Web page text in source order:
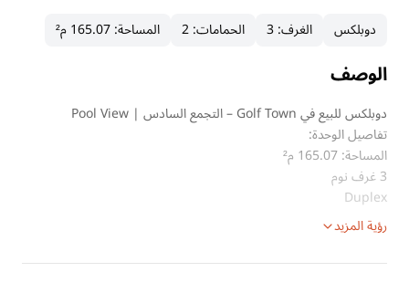
دوبلكس الغرف:
3 الحمامات:
2 المساحة:165.07 م²
الوصف
دوبلكس للبيع في Golf Town – التجمع السادس | Pool View
تفاصيل الوحدة:
المساحة: 165.07 م²
3 غرف نوم
Duplex
رؤية المزيد